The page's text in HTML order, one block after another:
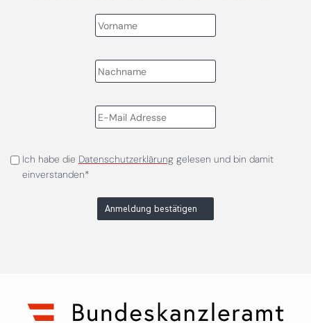
Ich habe die Datenschutzerklärunggelesen und bin damit
einverstanden*
Anmeldung bestätigen